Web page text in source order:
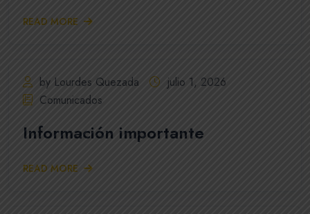
READ MORE
by Lourdes Quezada
julio 1, 2026
Comunicados
Información importante
READ MORE